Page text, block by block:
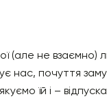
(але не взаємно)
нас, почуття
їй і –